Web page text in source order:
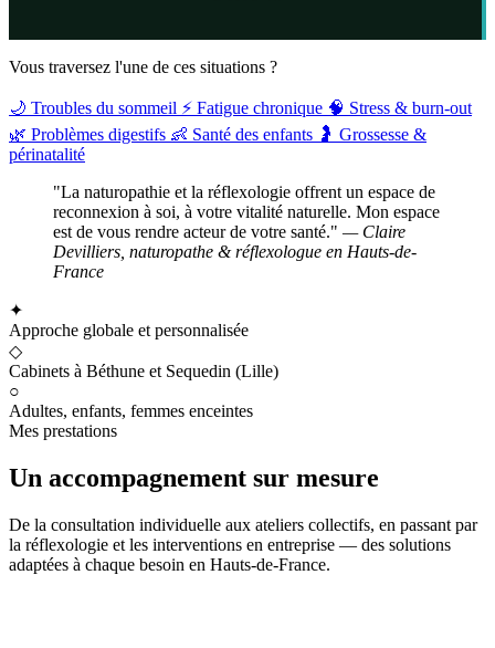
Vous traversez l'une de ces situations ?
🌙 Troubles du sommeil ⚡ Fatigue chronique 🧠 Stress & burn-out
🌿 Problèmes digestifs 👶 Santé des enfants 🤰 Grossesse &
périnatalité
"La naturopathie et la réflexologie offrent un espace de
reconnexion à soi, à votre vitalité naturelle. Mon espace
est de vous rendre acteur de votre santé." — Claire
Devilliers, naturopathe & réflexologue en Hauts-de-
France
✦
Approche globale et personnalisée
◇
Cabinets à Béthune et Sequedin (Lille)
○
Adultes, enfants, femmes enceintes
Mes prestations
Un accompagnement sur mesure
De la consultation individuelle aux ateliers collectifs, en passant par
la réflexologie et les interventions en entreprise — des solutions
adaptées à chaque besoin en Hauts-de-France.